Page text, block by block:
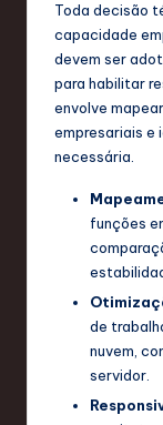
Toda decisão
capacidade
devem ser
para habilitar
envolve
empresariais e
necessária.
funções
de
nuvem,
servidor.